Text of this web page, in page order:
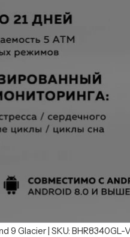
9 Glacier
es ideal para acompañar
9 Glacier | SKU: